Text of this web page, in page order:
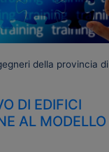
della provincia di
DI EDIFICI
AL MODELLO